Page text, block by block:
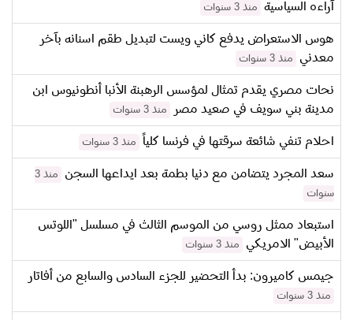
آراءه السياسية منذ 3 سنوات
هوس الاستعراض يدفع كاني ويست لتبديل طقم اسنانه بآخر
معدني
منذ 3 سنوات
نحات مصري يقدم تمثال لمؤسس الرهبنة الأنبا أنطونيوس ابن
مدينة بني سويف في صعيد مصر
منذ 3 سنوات
احلام تنفي شائعة سرقتها في فرنسا كلياً منذ 3 سنوات
سعد المجرد يتضامن مع دنيا بطمة بعد ايداعها السجن
منذ 3
سنوات
استبعاد ممثل روسي من الموسم الثالث في مسلسل "اللوتس
الأبيض" الامريكي
منذ 3 سنوات
جيمس كاميرون: بدأ التحضير للجزء السادس والسابع من أفاتار
منذ 3 سنوات